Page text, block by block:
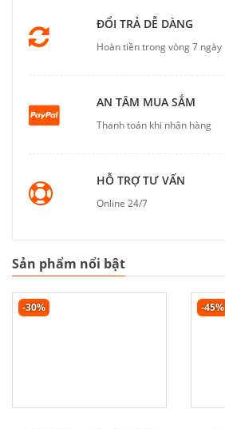
ĐỔI TRẢ DỄ DÀNG
Hoàn tiền trong vòng 7 ngày
AN TÂM MUA SẮM
Thanh toán khi nhận hàng
HỖ TRỢ TƯ VẤN
Online 24/7
Sản phẩm nổi bật
-30% -45%